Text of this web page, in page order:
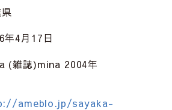
年4月17日
(雑誌)mina 2004年
ameblo.jp/sayaka-